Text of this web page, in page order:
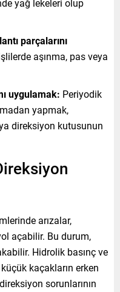
yağ lekeleri olup
parçalarını
aşınma, pas veya
uygulamak: Periyodik
yapmak,
direksiyon kutusunun
arızalar,
açabilir. Bu durum,
Hidrolik basınç ve
kaçakların erken
sorunlarının